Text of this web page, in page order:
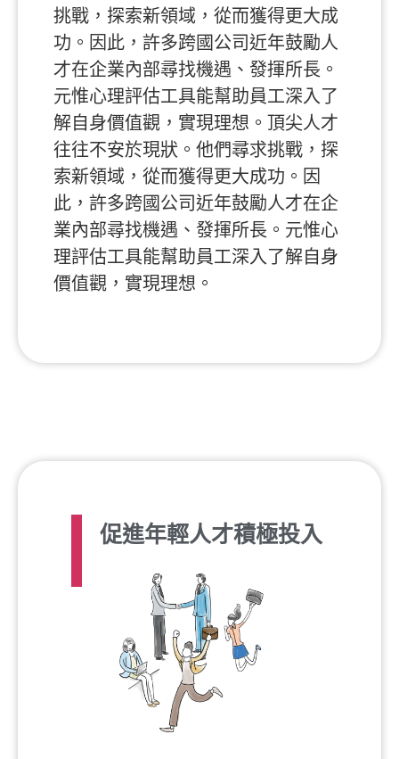
挑戰，探索新領域，從而獲得更大成
功。因此，許多跨國公司近年鼓勵人
才在企業內部尋找機遇、發揮所長。
元惟心理評估工具能幫助員工深入了
解自身價值觀，實現理想。 頂尖人才
往往不安於現狀。他們尋求挑戰，探
索新領域，從而獲得更大成功。因
此，許多跨國公司近年鼓勵人才在企
業內部尋找機遇、發揮所長。元惟心
理評估工具能幫助員工深入了解自身
價值觀，實現理想。
促進年輕人才積極投入